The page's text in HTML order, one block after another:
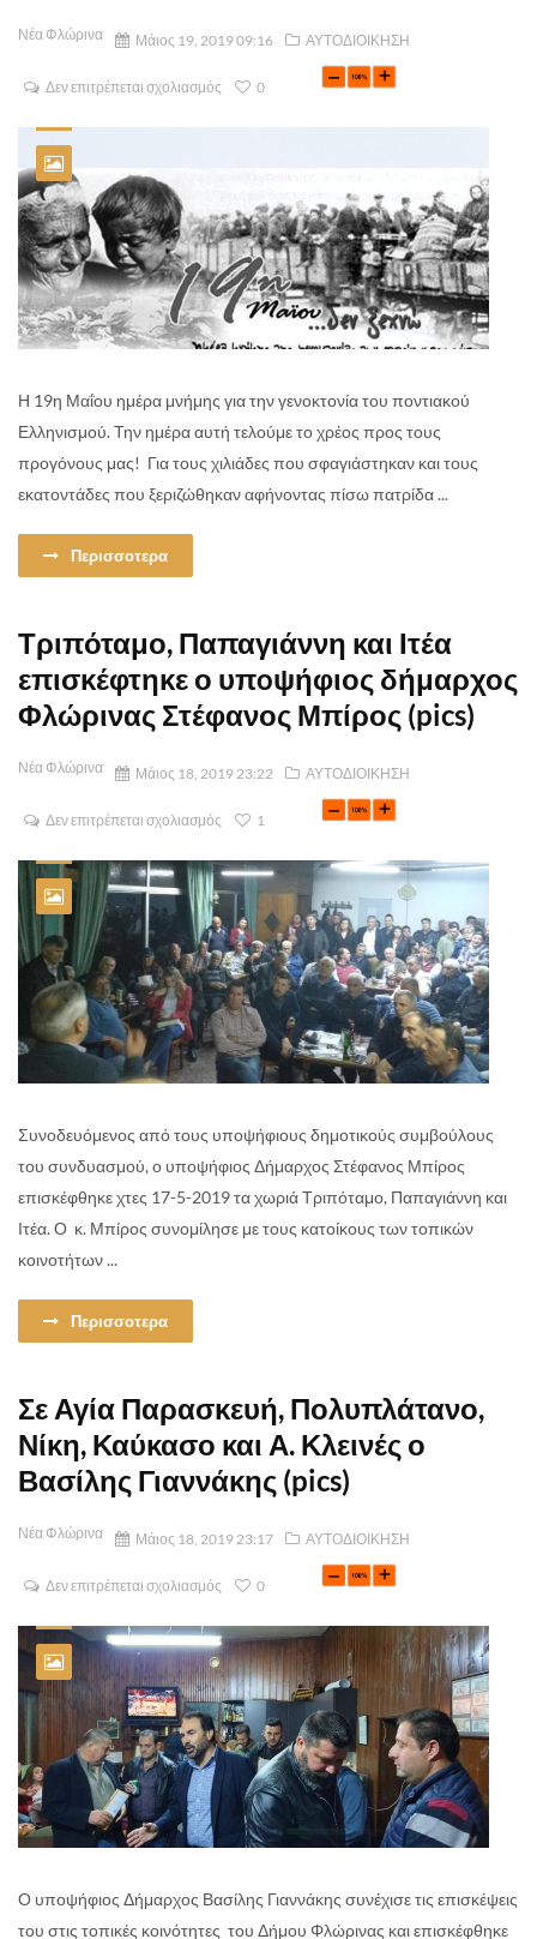
Νέα Φλώρινα Μάιος 19, 2019 09:16 ΑΥΤΟΔΙΟΙΚΗΣΗ
Δεν επιτρέπεται σχολιασμός 0
Η 19η Μαΐου ημέρα μνήμης για την γενοκτονία του ποντιακού
Ελληνισμού. Την ημέρα αυτή τελούμε το χρέος προς τους
προγόνους μας! Για τους χιλιάδες που σφαγιάστηκαν και τους
εκατοντάδες που ξεριζώθηκαν αφήνοντας πίσω πατρίδα ...
Περισσοτερα
Τριπόταμο, Παπαγιάννη και Ιτέα
επισκέφτηκε ο υπoψήφιος δήμαρχος
Φλώρινας Στέφανος Μπίρος (pics)
Νέα Φλώρινα Μάιος 18, 2019 23:22 ΑΥΤΟΔΙΟΙΚΗΣΗ
Δεν επιτρέπεται σχολιασμός 1
Συνοδευόμενος από τους υποψήφιους δημοτικούς συμβούλους
του συνδυασμού, ο υποψήφιος Δήμαρχος Στέφανος Μπίρος
επισκέφθηκε χτες 17-5-2019 τα χωριά Τριπόταμο, Παπαγιάννη και
Ιτέα. Ο κ. Μπίρος συνομίλησε με τους κατοίκους των τοπικών
κοινοτήτων ...
Περισσοτερα
Σε Αγία Παρασκευή, Πολυπλάτανο,
Νίκη, Καύκασο και Α. Κλεινές ο
Βασίλης Γιαννάκης (pics)
Νέα Φλώρινα Μάιος 18, 2019 23:17 ΑΥΤΟΔΙΟΙΚΗΣΗ
Δεν επιτρέπεται σχολιασμός 0
Ο υποψήφιος Δήμαρχος Βασίλης Γιαννάκης συνέχισε τις επισκέψεις
του στις τοπικές κοινότητες του Δήμου Φλώρινας και επισκέφθηκε